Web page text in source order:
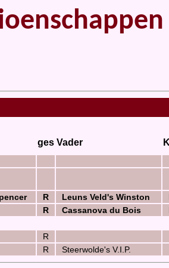
ges Vader
R Leuns Veld's Winston
R Cassanova du Bois
R
R Steerwolde's V.I.P.